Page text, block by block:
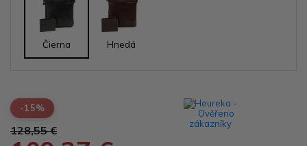
Čierna Hnedá
-15%
128,55 €